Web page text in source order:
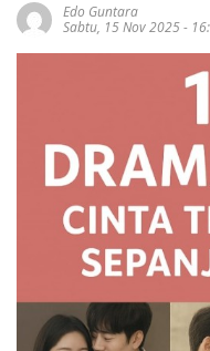
Edo Guntara
Sabtu, 15 Nov 2025 -